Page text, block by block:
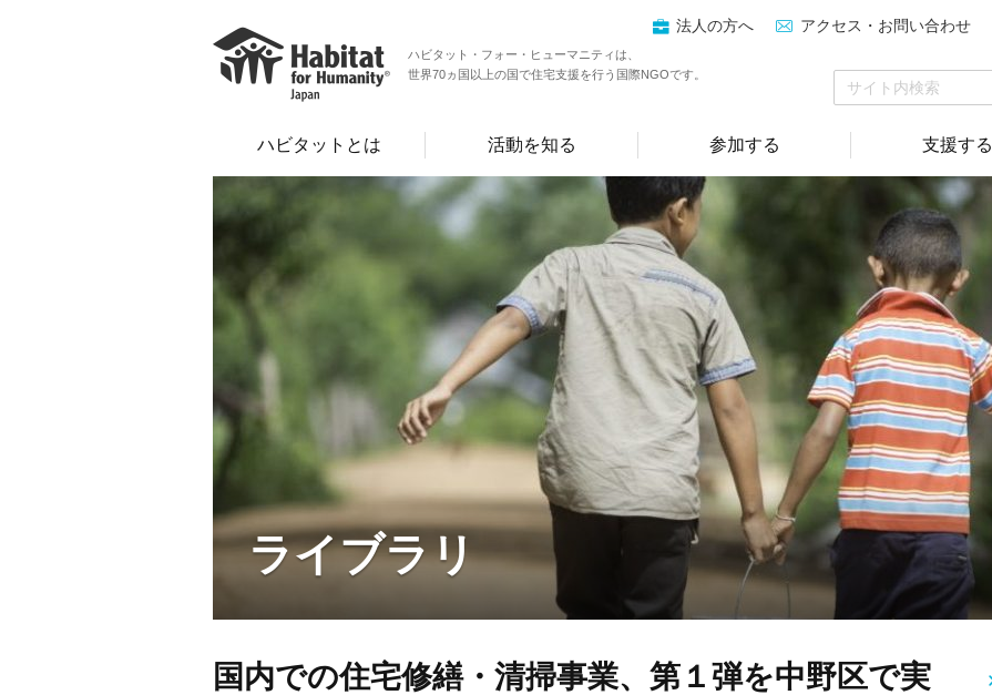
ハビタット・フォー・ヒューマニティは、
世界70ヵ国以上の国で住宅支援を行う国際NGOです。
法人の方へ アクセス・お問い合わせ
ハビタットとは 活動を知る 参加する 支援する
ライブラリ
国内での住宅修繕・清掃事業、第１弾を中野区で実